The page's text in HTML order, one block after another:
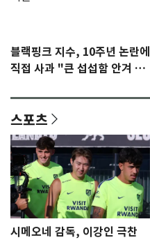
블랙핑크 지수, 10주년 논란에
직접 사과 "큰 섭섭함 안겨 미
스포츠
시메오네 감독, 이강인 극찬